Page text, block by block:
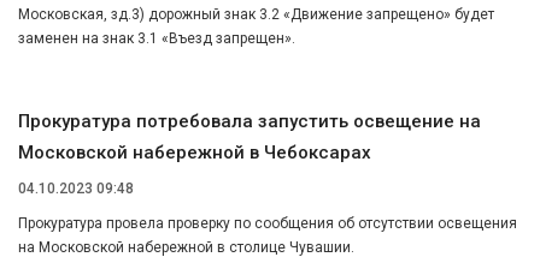
Московская, зд.3) дорожный знак 3.2 «Движение запрещено» будет
заменен на знак 3.1 «Въезд запрещен».
Прокуратура потребовала запустить освещение на
Московской набережной в Чебоксарах
04.10.2023 09:48
Прокуратура провела проверку по сообщения об отсутствии освещения
на Московской набережной в столице Чувашии.